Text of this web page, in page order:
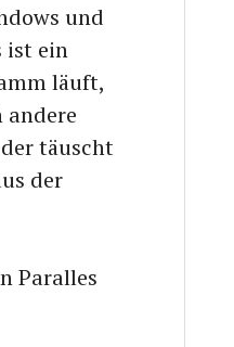
und
ist ein
läuft,
andere
täuscht
der
Paralles